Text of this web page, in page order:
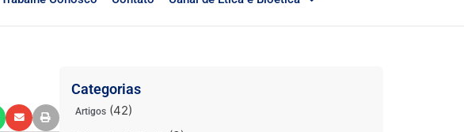
Categorias
Artigos(42)